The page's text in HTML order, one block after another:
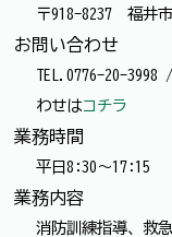
〒918-8237 福井
お問い合わせ
TEL.0776-20-3998
わせはコチラ
業務時間
平日8:30～17:15
業務内容
消防訓練指導、救